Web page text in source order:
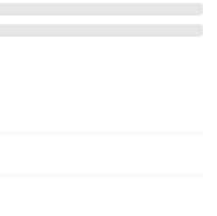
ョンひまわりの里・鳳」です。
居宅介護事業所にて兼務いた
ります💡
入れており、成長できる環境
残業もほぼないので、プライベ